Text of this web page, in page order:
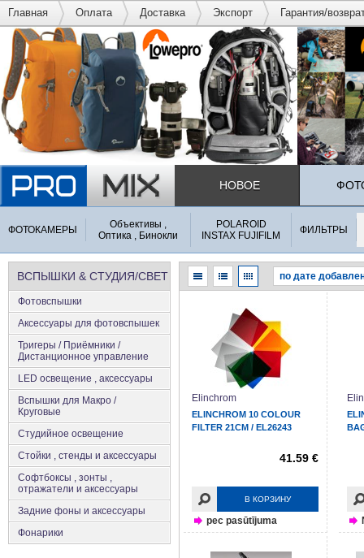
Главная Оплата Доставка Экспорт Гарантия/
НОВОЕ
ФОТОКАМЕРЫ
Объективы ,
Оптика , Бинокли
POLAROID
INSTAX FUJIFILM
ФИЛЬТРЫ
ВСПЫШКИ & СТУДИЯ/СВЕТ
Фотовспышки
Аксеcсуары для фотовспышек
Тригеры / Приёмники /
Дистанционное управление
LED освещение , аксессуары
Вспышки для Макро /
Круговые
Студийное освещение
Стойки , стенды и аксессуары
Софтбоксы , зонты ,
отражатели и аксессуары
Задние фоны и аксессуары
Фонарики
Elinchrom
ELINCHROM 10 COLOUR
FILTER 21CM / EL26243
41.59 €
В КОРЗИНУ
pec pasūtījuma